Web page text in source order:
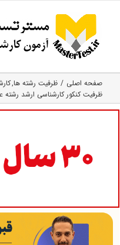
content
صفحه اصلی ظرفیت رشته ها
ظرفیت کنکور کارشناسی ارشد رشته